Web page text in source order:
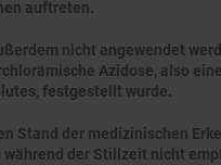
auftreten.
nicht angewendet
Azidose, also eine
festgestellt wurde.
Stand der medizinischen
während der Stillzeit nicht